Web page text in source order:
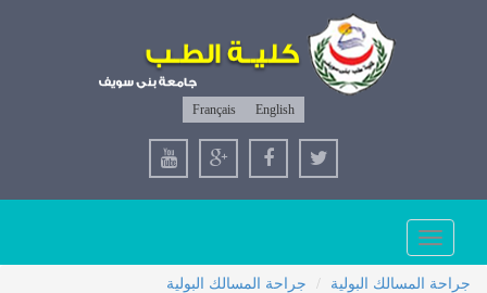
English
Français
Toggle
navigation
جراحة المسالك البولية
جراحة المسالك البولية